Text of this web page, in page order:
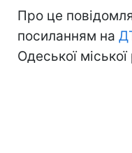
Про це
посиланням на
Одеської